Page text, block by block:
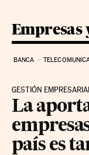
Empresas
BANCA
GESTIÓN EMPRESARIAL
La
país es